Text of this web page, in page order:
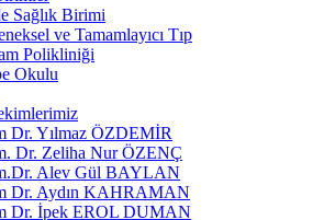
Sağlık Birimi
ve Tamamlayıcı Tıp
Polikliniği
Okulu
Dr. Yılmaz ÖZDEMİR
Dr. Zeliha Nur ÖZENÇ
Alev Gül BAYLAN
Dr. Aydın KAHRAMAN
Dr. İpek EROL DUMAN